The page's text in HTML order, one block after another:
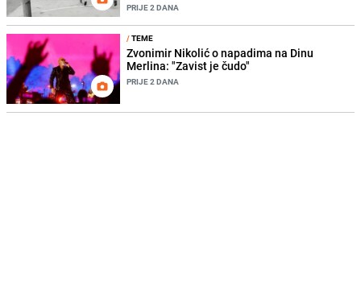
PRIJE 2 DANA
/TEME
Zvonimir Nikolić o napadima na Dinu
Merlina: "Zavist je čudo"
PRIJE 2 DANA